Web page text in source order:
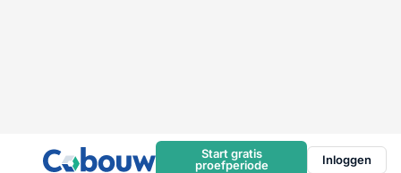
Start gratis
proefperiode
Inloggen